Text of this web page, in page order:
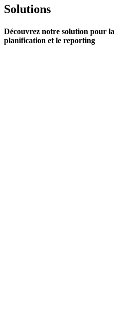
Solutions
Découvrez notre solution pour
planification et le reporting